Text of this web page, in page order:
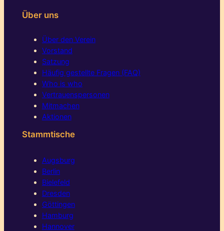
Über uns
Über den Verein
Vorstand
Satzung
Häufig gestellte Fragen (FAQ)
Who is who
Vertrauenspersonen
Mitmachen
Aktionen
Stammtische
Augsburg
Berlin
Bielefeld
Dresden
Göttingen
Hamburg
Hannover